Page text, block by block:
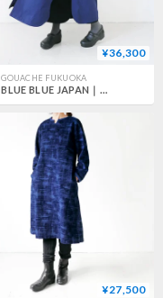
¥36,300
GOUACHE FUKUOKA
BLUE BLUE JAPAN｜ブルーブルージャパン｜オオマルシボリ ナイロン ロングベスト ウイメンズ｜NAVY｜700085078
¥27,500